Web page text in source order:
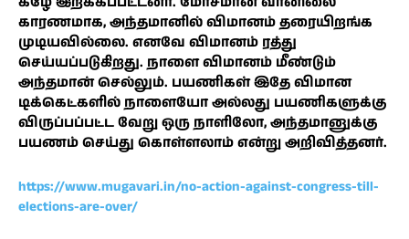
காரணமாக, அந்தமானில் விமானம் தரையிறங்க
முடியவில்லை. எனவே விமானம் ரத்து
செய்யப்படுகிறது. நாளை விமானம் மீண்டும்
அந்தமான் செல்லும். பயணிகள் இதே விமான
டிக்கெட்களில் நாளையோ அல்லது பயணிகளுக்கு
விருப்பப்பட்ட வேறு ஒரு நாளிலோ, அந்தமானுக்கு
பயணம் செய்து கொள்ளலாம் என்று அறிவித்தனர்.
https://www.mugavari.in/no-action-against-congress-till-
elections-are-over/